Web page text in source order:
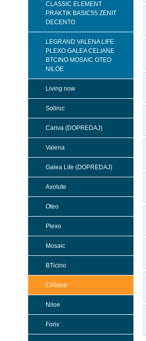
CLASSIC ELEMENT
PRAKTIK BASIC55 ZENIT
DECENTO
LEGRAND VALENA LIFE
PLEXO GALEA CELIANE
BTCINO MOSAIC OTEO
NILOE
Living now
Soliroc
Cariva (DOPREDAJ)
Valena
Galea Life (DOPREDAJ)
Axolute
Oteo
Plexo
Mosaic
BTicino
Céliane
Niloe
Forix